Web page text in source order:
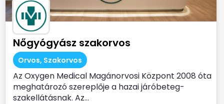
Nőgyógyász szakorvos
Orvos, Szakorvos
Az Oxygen Medical Magánorvosi Központ 2008 óta
meghatározó szereplője a hazai járóbeteg-
szakellátásnak. Az...